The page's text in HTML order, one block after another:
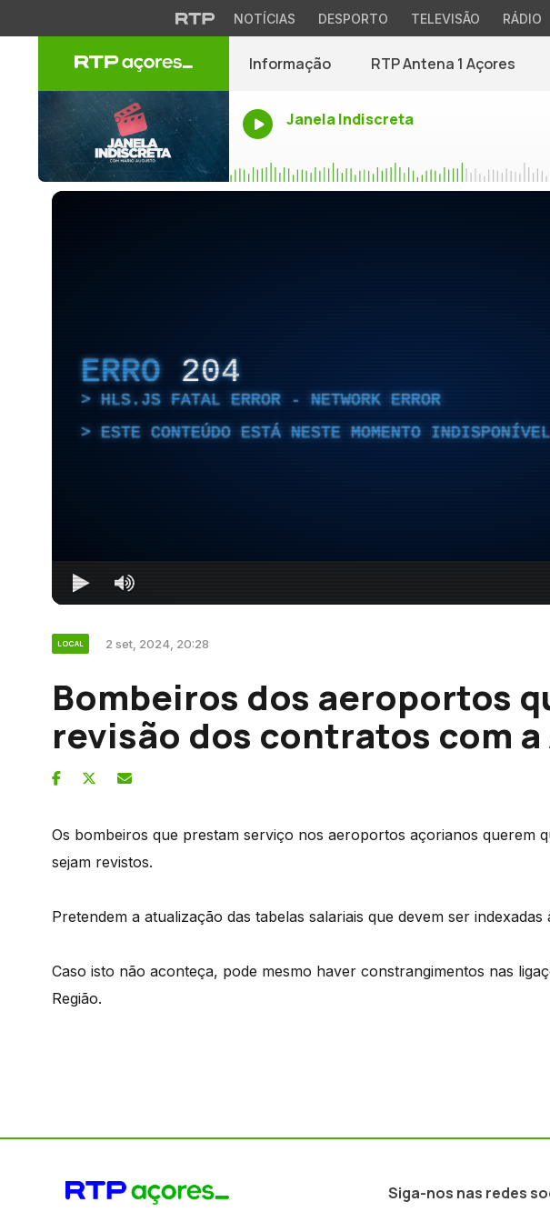
NOTÍCIAS DESPORTO TELEVISÃO RÁDIO
Informação RTP Antena 1 Açores
Janela Indiscreta
ERRO 204
HLS.JS FATAL ERROR - NETWORK ERROR
ESTE CONTEÚDO ESTÁ NESTE MOMENTO INDISPONÍVEL
LOCAL 2 set, 2024, 20:28
Bombeiros dos aeroportos
revisão dos contratos com a
Os bombeiros que prestam serviço nos aeroportos açorianos querem
sejam revistos.
Pretendem a atualização das tabelas salariais que devem ser
Caso isto não aconteça, pode mesmo haver constrangimentos nas
Região.
Siga-nos nas redes